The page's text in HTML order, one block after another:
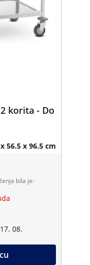
korita - Do
56.5 x 96.5 cm
bila je:
08.